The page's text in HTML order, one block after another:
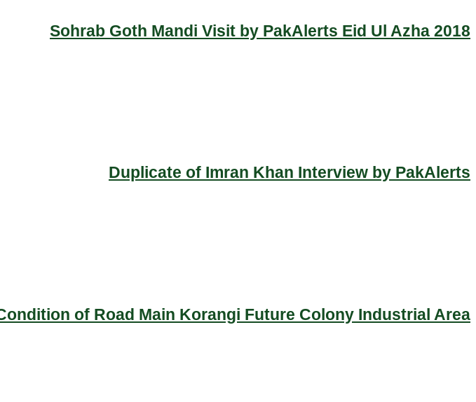
Sohrab Goth Mandi Visit by PakAlerts Eid Ul Azha 2018
Duplicate of Imran Khan Interview by PakAlerts
of Road Main Korangi Future Colony Industrial Area